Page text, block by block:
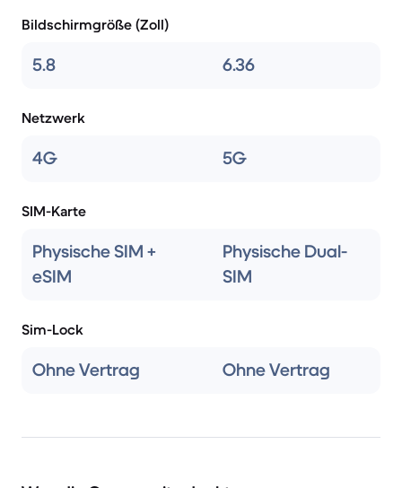
Bildschirmgröße (Zoll)
5.8 6.36
Netzwerk
4G 5G
SIM-Karte
Physische SIM +
eSIM
Physische Dual-
SIM
Sim-Lock
Ohne Vertrag Ohne Vertrag